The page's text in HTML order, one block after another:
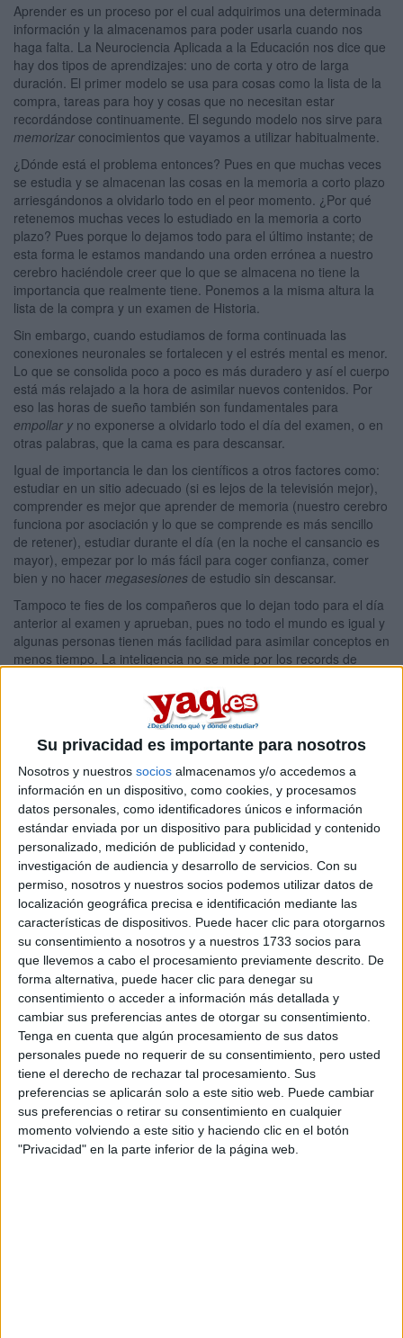
Su privacidad es importante para nosotros
Nosotros y nuestros socios almacenamos y/o accedemos a
información en un dispositivo, como cookies, y procesamos
datos personales, como identificadores únicos e información
estándar enviada por un dispositivo para publicidad y contenido
personalizado, medición de publicidad y contenido,
investigación de audiencia y desarrollo de servicios. Con su
permiso, nosotros y nuestros socios podemos utilizar datos de
localización geográfica precisa e identificación mediante las
características de dispositivos. Puede hacer clic para otorgarnos
su consentimiento a nosotros y a nuestros 1733 socios para
que llevemos a cabo el procesamiento previamente descrito. De
forma alternativa, puede hacer clic para denegar su
consentimiento o acceder a información más detallada y
cambiar sus preferencias antes de otorgar su consentimiento.
Tenga en cuenta que algún procesamiento de sus datos
personales puede no requerir de su consentimiento, pero usted
tiene el derecho de rechazar tal procesamiento. Sus
preferencias se aplicarán solo a este sitio web. Puede cambiar
sus preferencias o retirar su consentimiento en cualquier
momento volviendo a este sitio y haciendo clic en el botón
"Privacidad" en la parte inferior de la página web.
Aprender es un proceso por el cual adquirimos una determinada
información y la almacenamos para poder usarla cuando nos
haga falta. La Neurociencia Aplicada a la Educación nos dice que
hay dos tipos de aprendizajes: uno de corta y otro de larga
duración. El primer modelo se usa para cosas como la lista de la
compra, tareas para hoy y cosas que no necesitan estar
recordándose continuamente. El segundo modelo nos sirve para
memorizar conocimientos que vayamos a utilizar habitualmente.
¿Dónde está el problema entonces? Pues en que muchas veces
se estudia y se almacenan las cosas en la memoria a corto plazo
arriesgándonos a olvidarlo todo en el peor momento. ¿Por qué
retenemos muchas veces lo estudiado en la memoria a corto
plazo? Pues porque lo dejamos todo para el último instante; de
esta forma le estamos mandando una orden errónea a nuestro
cerebro haciéndole creer que lo que se almacena no tiene la
importancia que realmente tiene. Ponemos a la misma altura la
lista de la compra y un examen de Historia.
Sin embargo, cuando estudiamos de forma continuada las
conexiones neuronales se fortalecen y el estrés mental es menor.
Lo que se consolida poco a poco es más duradero y así el cuerpo
está más relajado a la hora de asimilar nuevos contenidos. Por
eso las horas de sueño también son fundamentales para
empollar y no exponerse a olvidarlo todo el día del examen, o en
otras palabras, que la cama es para descansar.
Igual de importancia le dan los científicos a otros factores como:
estudiar en un sitio adecuado (si es lejos de la televisión mejor),
comprender es mejor que aprender de memoria (nuestro cerebro
funciona por asociación y lo que se comprende es más sencillo
de retener), estudiar durante el día (en la noche el cansancio es
mayor), empezar por lo más fácil para coger confianza, comer
bien y no hacer megasesiones de estudio sin descansar.
Tampoco te fies de los compañeros que lo dejan todo para el día
anterior al examen y aprueban, pues no todo el mundo es igual y
algunas personas tienen más facilidad para asimilar conceptos en
menos tiempo. La inteligencia no se mide por los records de
saber usarlos en nuestro propio beneficio.
Descubrimientos fundamentales de la neurociencia
La neurología –tradicionalmente ocupada en resolver problemas
de salud clínicos- está aportando datos relevantes para la
educación y el aprendizaje. Mediante pruebas como la
Resonancia Magnética Nuclear (RMN), la Tomografía Axial
Computerizada (TAC) y sobre todo la Tomografía con Emisión de
Positrones (TEP), los científicos están fotografiando nuestros
pensamientos, emociones, conductas y la forma en que
recordamos muchas cosas.
De este modo se observa como el aprendizaje cambia la
estructura física del cerebro, es decir, que se fortalece con el
ejercicio mental. Aún más, estudiar organiza y reorganiza la
mente, o mejor dicho, que el ejercicio mental cambia nuestro
modo de percibir y comprender la realidad.
También se observa que los genes, el desarrollo particular de
cada uno y la experiencia adquirida modifican nuestra capacidad
neuronal. Además, los neurólogos hacen hincapié en la
necesidad de que los profesores conozcan cómo funciona
nuestro cerebro para hacer que sus clases sean más efectivas y
que el alumno aproveche al máximo sus capacidades.
La neurociencia está empezando a iluminar el camino de la
educación y el aprendizaje, y en el futuro se aplicarán técnicas
cada vez más eficientes no sólo para estudiar sino tambiénpara